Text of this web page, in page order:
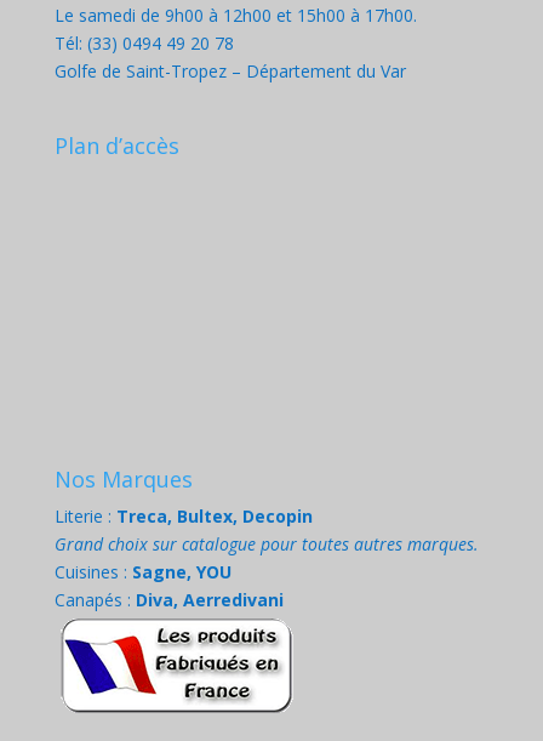
Le samedi de 9h00 à 12h00 et 15h00 à 17h00.
Tél: (33) 0494 49 20 78
Golfe de Saint-Tropez – Département du Var
Plan d’accès
Nos Marques
Literie : Treca, Bultex, Decopin
Grand choix sur catalogue pour toutes autres marques.
Cuisines : Sagne, YOU
Canapés : Diva, Aerredivani